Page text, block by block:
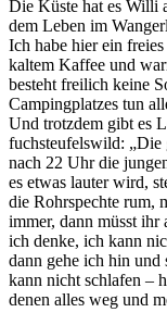
Die Küste hat es Willi
dem Leben im
Ich habe hier ein
kaltem Kaffee und
besteht freilich keine
Campingplatzes tun
Und trotzdem gibt es
fuchsteufelswild: „Die
nach 22 Uhr die
es etwas lauter wird,
die Rohrspechte rum,
immer, dann müsst ihr
ich denke, ich kann
dann gehe ich hin und
kann nicht schlafen –
denen alles weg und